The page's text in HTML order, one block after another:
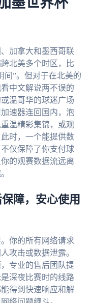
墨世界杯
加拿大和墨西哥联
北美多个时区，比
间”。但对于在北美的
中文解说两不误的
温哥华的球迷广场
速器连回国内，泡
温精彩集锦，或观
时，一个能提供数
仅保障了你支付球
的观赛数据流远离
障，安心使用
你的所有网络请求
攻击或数据泄露。
专业的售后团队提
深夜比赛时的线路
得到快速响应和解